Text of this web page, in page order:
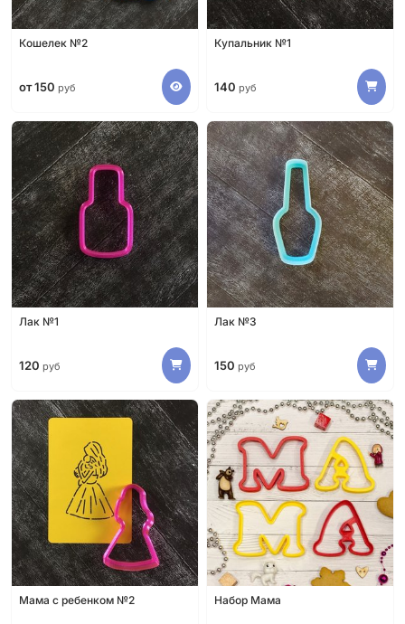
Кошелек №2
от 150 руб
Купальник №1
140 руб
Лак №1
120 руб
Лак №3
150 руб
Мама с ребенком №2 Набор Мама